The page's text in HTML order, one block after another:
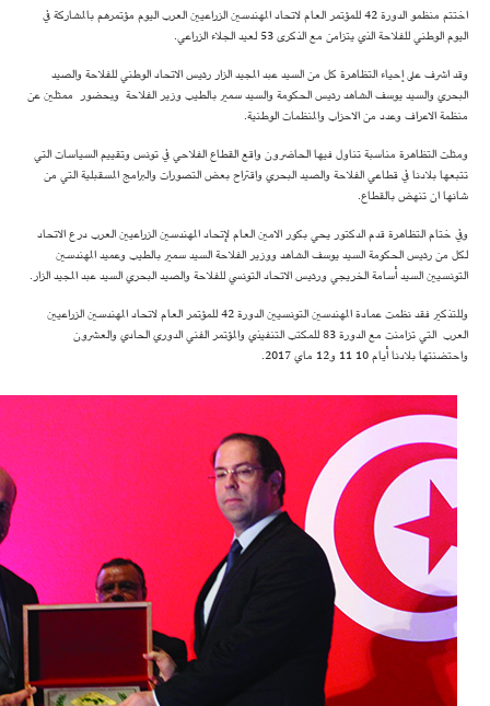
اختتم منظمو الدورة 42 للمؤتمر العام لاتحاد المهندسين الزراعيين العرب اليوم مؤتمرهم بالمشاركة في
اليوم الوطني للفلاحة الذي يتزامن مع الذكرى 53 لعيد الجلاء الزراعي.
وقد اشرف على إحياء التظاهرة كل من السيد عبد المجيد الزار رئيس الاتحاد الوطني للفلاحة والصيد
البحري والسيد يوسف الشاهد رئيس الحكومة والسيد سمير بالطيب وزير الفلاحة وبحضور ممثلين عن
منظمة الاعراف وعدد من الاحزاب والمنظمات الوطنية.
ومثلت التظاهرة مناسبة تناول فيها الحاضرون واقع القطاع الفلاحي في تونس وتقييم السياسات التي
تتبعها بلادنا في قطاعي الفلاحة والصيد البحري واقتراح بعض التصورات والبرامج المسقبلية التي من
شانها ان تنهض بالقطاع.
وفي ختام التظاهرة قدم الدكتور يحي بكور الامين العام لإتحاد المهندسين الزراعيين العرب درع الاتحاد
لكل من رئيس الحكومة السيد يوسف الشاهد ووزير الفلاحة السيد سمير بالطيب وعميد المهندسين
التونسيين السيد أسامة الخريجي ورئيس الاتحاد التونسي للفلاحة والصيد البحري السيد عبد المجيد الزار.
وللتذكير فقد نظمت عمادة المهندسين التونسيين الدورة 42 للمؤتمر العام لاتحاد المهندسين الزراعيين
العرب التي تزامنت مع الدورة 83 للمكتب التنفيذي والمؤتمر الفني الدوري الحادي والعشرون
واحتضنتها بلادنا أيام 10 11 و12 ماي 2017.